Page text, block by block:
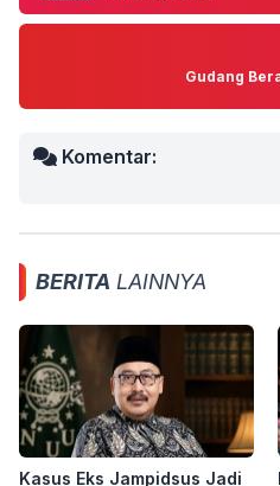
Gudang
Komentar:
BERITA LAINNYA
Kasus Eks Jampidsus Jadi